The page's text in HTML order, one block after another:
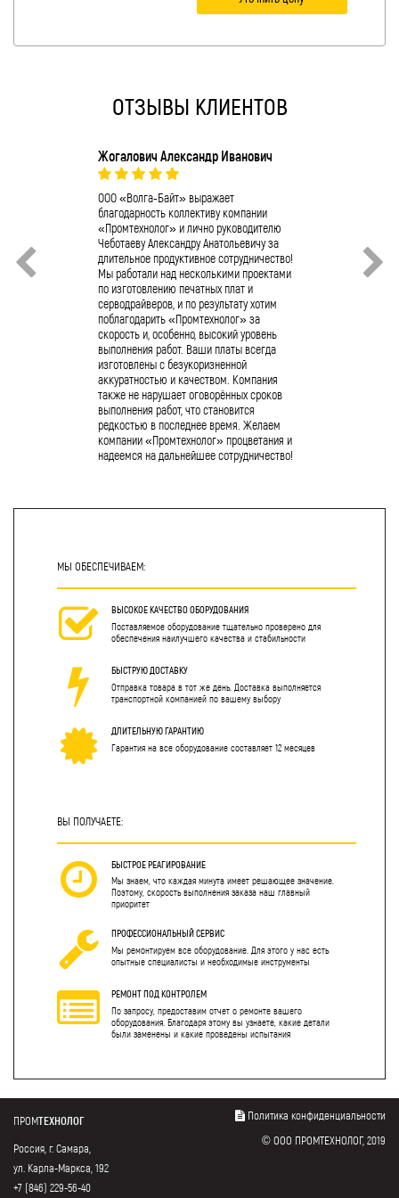
ОТЗЫВЫ КЛИЕНТОВ
Жогалович Александр Иванович
ООО «Волга-Байт» выражает
благодарность коллективу компании
«Промтехнолог» и лично руководителю
Чеботаеву Александру Анатольевичу за
длительное продуктивное сотрудничество!
Мы работали над несколькими проектами
по изготовлению печатных плат и
серводрайверов, и по результату хотим
поблагодарить «Промтехнолог» за
скорость и, особенно, высокий уровень
выполнения работ. Ваши платы всегда
изготовлены с безукоризненной
аккуратностью и качеством. Компания
также не нарушает оговорённых сроков
выполнения работ, что становится
редкостью в последнее время. Желаем
компании «Промтехнолог» процветания и
надеемся на дальнейшее сотрудничество!
4/11/10/400
Полученное
МЫ ОБЕСПЕЧИВАЕМ:
ВЫСОКОЕ КАЧЕСТВО ОБОРУДОВАНИЯ
Поставляемое оборудование тщательно проверено для
обеспечения наилучшего качества и стабильности
БЫСТРУЮ ДОСТАВКУ
Отправка товара в тот же день. Доставка выполняется
транспортной компанией по вашему выбору
ДЛИТЕЛЬНУЮ ГАРАНТИЮ
Гарантия на все оборудование составляет 12 месяцев
ВЫ ПОЛУЧАЕТЕ:
БЫСТРОЕ РЕАГИРОВАНИЕ
Мы знаем, что каждая минута имеет решающее значение.
Поэтому, скорость выполнения заказа наш главный
приоритет
ПРОФЕССИОНАЛЬНЫЙ СЕРВИС
Мы ремонтируем все оборудование. Для этого у нас есть
опытные специалисты и необходимые инструменты
РЕМОНТ ПОД КОНТРОЛЕМ
По запросу, предоставим отчет о ремонте вашего
оборудования. Благодаря этому вы узнаете, какие детали
были заменены и какие проведены испытания
ПРОМТЕХНОЛОГ
Россия, г. Самара,
ул. Карла-Маркса, 192
+7 (846) 229-56-40
Политика конфиденциальности
© ООО ПРОМТЕХНОЛОГ, 2019